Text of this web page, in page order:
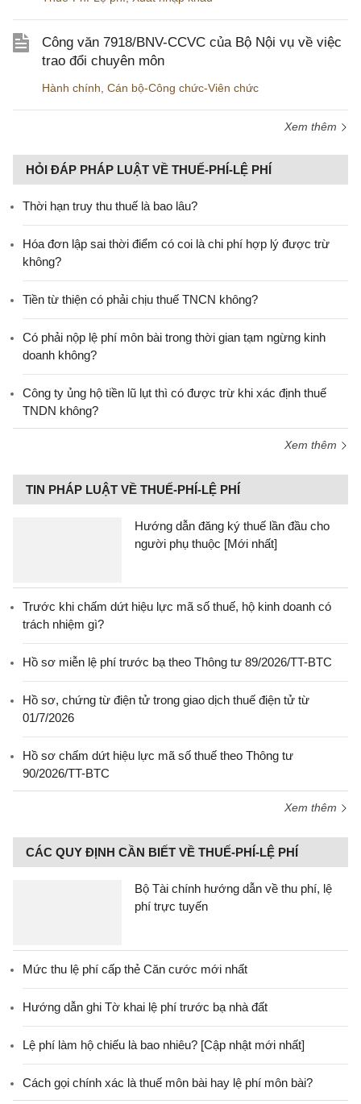
Công văn 7918/BNV-CCVC của Bộ Nội vụ về việc
trao đổi chuyên môn
Hành chính Cán bộ-Công chức-Viên chức
Xem thêm
HỎI ĐÁP PHÁP LUẬT VỀ THUẾ-PHÍ-LỆ PHÍ
Thời hạn truy thu thuế là bao lâu?
Hóa đơn lập sai thời điểm có coi là chi phí hợp lý được trừ
không?
Tiền từ thiện có phải chịu thuế TNCN không?
Có phải nộp lệ phí môn bài trong thời gian tạm ngừng kinh
doanh không?
Công ty ủng hộ tiền lũ lụt thì có được trừ khi xác định thuế
TNDN không?
Xem thêm
TIN PHÁP LUẬT VỀ THUẾ-PHÍ-LỆ PHÍ
Hướng dẫn đăng ký thuế lần đầu cho
người phụ thuộc [Mới nhất]
Trước khi chấm dứt hiệu lực mã số thuế, hộ kinh doanh có
trách nhiệm gì?
Hồ sơ miễn lệ phí trước bạ theo Thông tư 89/2026/TT-BTC
Hồ sơ, chứng từ điện tử trong giao dịch thuế điện tử từ
01/7/2026
Hồ sơ chấm dứt hiệu lực mã số thuế theo Thông tư
90/2026/TT-BTC
Xem thêm
CÁC QUY ĐỊNH CẦN BIẾT VỀ THUẾ-PHÍ-LỆ PHÍ
Bộ Tài chính hướng dẫn về thu phí, lệ
phí trực tuyến
Mức thu lệ phí cấp thẻ Căn cước mới nhất
Hướng dẫn ghi Tờ khai lệ phí trước bạ nhà đất
Lệ phí làm hộ chiếu là bao nhiêu? [Cập nhật mới nhất]
Cách gọi chính xác là thuế môn bài hay lệ phí môn bài?